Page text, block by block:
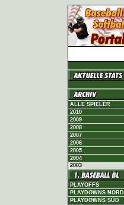
ALLE SPIELER
2010
2009
2008
2007
2006
2005
2004
2003
PLAYOFFS
PLAYDOWNS NORD
PLAYDOWNS SÜD